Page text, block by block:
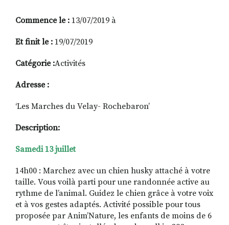
RECHERCHER
Commence le : 13/07/2019 à
Et finit le : 19/07/2019
Catégorie :Activités
Adresse :
‘Les Marches du Velay- Rochebaron’
Description:
Samedi 13 juillet
14h00 : Marchez avec un chien husky attaché à votre
taille. Vous voilà parti pour une randonnée active au
rythme de l’animal. Guidez le chien grâce à votre voix
et à vos gestes adaptés. Activité possible pour tous
proposée par Anim’Nature, les enfants de moins de 6